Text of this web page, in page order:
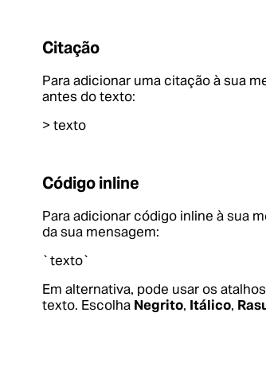
Citação
Para adicionar uma citação à sua
antes do texto:
> texto
Código inline
Para adicionar código inline à sua
da sua mensagem:
`texto`
Em alternativa, pode usar os
texto. Escolha Negrito, Itálico,